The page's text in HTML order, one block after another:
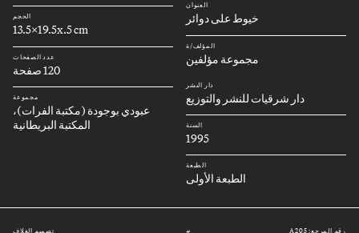
العنوان
خيوط على دوائر
المؤلف/ة
مجموعة مؤلفين
دار النشر
دار شرقيات للنشر والتوزيع
السنة
1995
الطبعة
الطبعة الأولى
الحجم
13.5x19.5x.5 cm
عدد الصفحات
120 صفحة
مجموعة
عبودي بوجودة (مكتبة الفرات)،
المكتبة البريطانية
رقم المرجع: A205 تصميم الغلاف